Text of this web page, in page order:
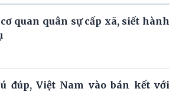
quan quân sự cấp xã, siết hành
đúp, Việt Nam vào bán kết với